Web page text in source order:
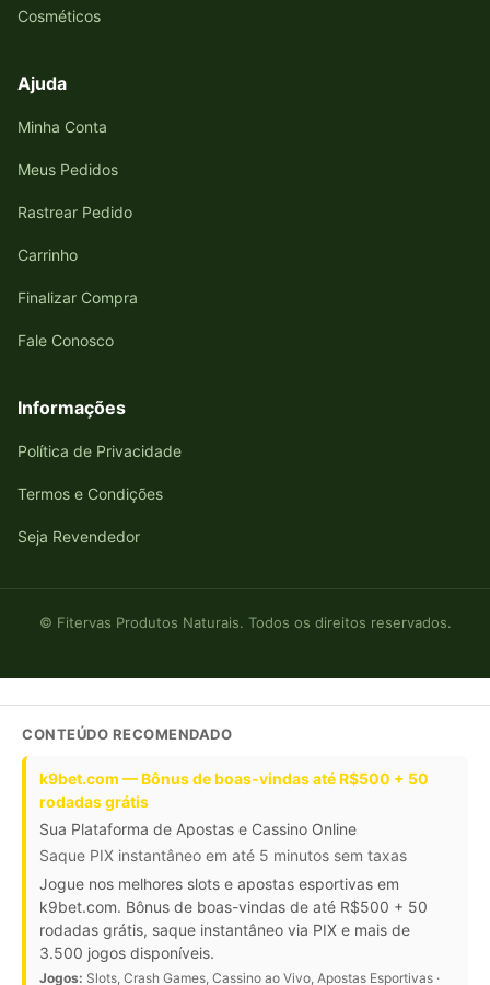
Cosméticos
Ajuda
Minha Conta
Meus Pedidos
Rastrear Pedido
Carrinho
Finalizar Compra
Fale Conosco
Informações
Política de Privacidade
Termos e Condições
Seja Revendedor
© Fitervas Produtos Naturais. Todos os direitos reservados.
CONTEÚDO RECOMENDADO
k9bet.com — Bônus de boas-vindas até R$500 + 50
rodadas grátis
Sua Plataforma de Apostas e Cassino Online
Saque PIX instantâneo em até 5 minutos sem taxas
Jogue nos melhores slots e apostas esportivas em
k9bet.com. Bônus de boas-vindas de até R$500 + 50
rodadas grátis, saque instantâneo via PIX e mais de
3.500 jogos disponíveis.
Jogos: Slots, Crash Games, Cassino ao Vivo, Apostas Esportivas ·